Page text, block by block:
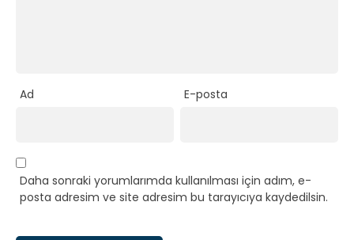
Ad E-posta
Daha sonraki yorumlarımda kullanılması için adım, e-
posta adresim ve site adresim bu tarayıcıya kaydedilsin.